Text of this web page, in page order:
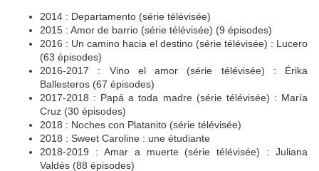
2014 : Departamento (série télévisée)
2015 : Amor de barrio (série télévisée) (9 épisodes)
2016 : Un camino hacia el destino (série télévisée) : Lucero
(63 épisodes)
2016-2017 : Vino el amor (série télévisée) : Érika
Ballesteros (67 épisodes)
2017-2018 : Papá a toda madre (série télévisée) : María
Cruz (30 épisodes)
2018 : Noches con Platanito (série télévisée)
2018 : Sweet Caroline : une étudiante
2018-2019 : Amar a muerte (série télévisée) : Juliana
Valdés (88 épisodes)